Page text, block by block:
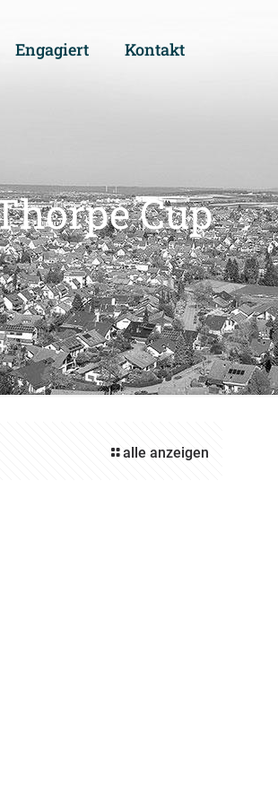
Engagiert Kontakt
Cup
alle anzeigen